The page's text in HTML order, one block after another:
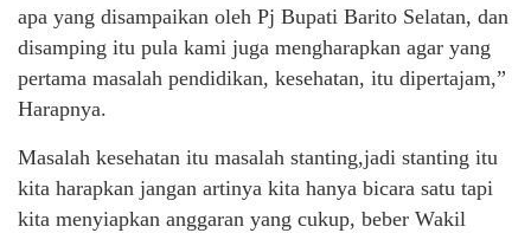
apa yang disampaikan oleh Pj Bupati Barito Selatan, dan
disamping itu pula kami juga mengharapkan agar yang
pertama masalah pendidikan, kesehatan, itu dipertajam,”
Harapnya.
Masalah kesehatan itu masalah stanting,jadi stanting itu
kita harapkan jangan artinya kita hanya bicara satu tapi
kita menyiapkan anggaran yang cukup, beber Wakil